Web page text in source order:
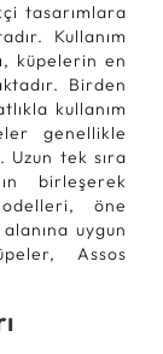
tasarımlara
Kullanım
küpelerin en
Birden
kullanım
genellikle
Uzun tek sıra
birleşerek
öne
uygun
Assos